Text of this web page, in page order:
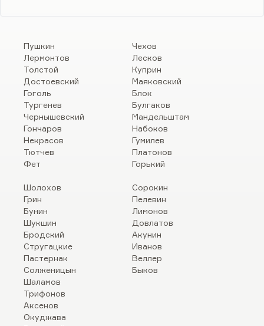
Пушкин
Лермонтов
Толстой
Достоевский
Гоголь
Тургенев
Чернышевский
Гончаров
Некрасов
Тютчев
Фет
Чехов
Лесков
Куприн
Маяковский
Блок
Булгаков
Мандельштам
Набоков
Гумилев
Платонов
Горький
Шолохов
Грин
Бунин
Шукшин
Бродский
Стругацкие
Пастернак
Солженицын
Шаламов
Трифонов
Аксенов
Окуджава
Сорокин
Пелевин
Лимонов
Довлатов
Акунин
Иванов
Веллер
Быков